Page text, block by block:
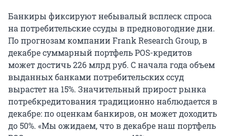
Банкиры фиксируют небывалый всплеск спроса
на потребительские ссуды в предновогодние дни.
По прогнозам компании Frank Research Group, в
декабре суммарный портфель POS-кредитов
может достичь 226 млрд руб. С начала года объем
выданных банками потребительских ссуд
вырастет на 15%. Значительный прирост рынка
потребкредитования традиционно наблюдается в
декабре: по оценкам банкиров, он может доходить
до 50%. «Мы ожидаем, что в декабре наш портфель